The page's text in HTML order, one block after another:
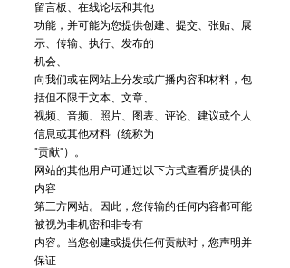
留言板、在线论坛和其他
功能，并可能为您提供创建、提交、张贴、展
示、传输、执行、发布的
机会、
向我们或在网站上分发或广播内容和材料，包
括但不限于文本、文章、
视频、音频、照片、图表、评论、建议或个人
信息或其他材料（统称为
"贡献"）。
网站的其他用户可通过以下方式查看所提供的
内容
第三方网站。因此，您传输的任何内容都可能
被视为非机密和非专有
内容。当您创建或提供任何贡献时，您声明并
保证